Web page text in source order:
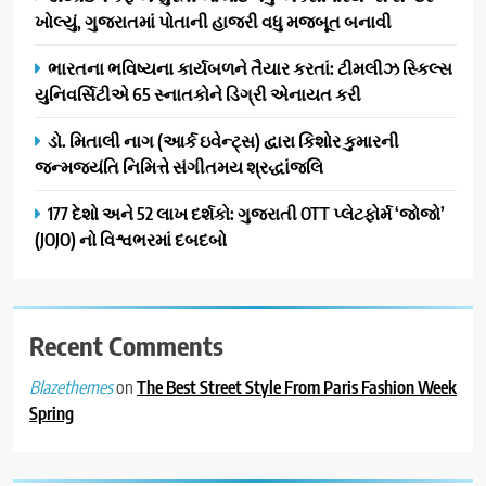
ગ્રાન્ડ એન્ટ્રી: સિદ્ધાર્થ રાંદેરિયાની
શરૂઆત
ENTERTAINMENT
ડીઝાઇન કેફેએ સુરતીઓ માટે નવું
એક્સપિરિયન્સ સેન્ટર ખોલ્યું,
મજબૂત બનાવી
તૈયાર કરતાં: ટીમલીઝ સ્કિલ્સ
યુનિવર્સિટીએ 65 સ્નાતકોને ડિગ્રી
એનાયત કરી
EDUCATION
4
નિમિત્તે સંગીતમય શ્રદ્ધાંજલિ
ખોલ્યું, ગુજરાતમાં પોતાની હાજરી વધુ મજબૂત બનાવી
ભારતના ભવિષ્યના કાર્યબળને તૈયાર કરતાં: ટીમલીઝ સ્કિલ્સ
યુનિવર્સિટીએ 65 સ્નાતકોને ડિગ્રી એનાયત કરી
ડો. મિતાલી નાગ (આર્ક ઇવેન્ટ્સ) દ્વારા કિશોર કુમારની
જન્મજયંતિ નિમિત્તે સંગીતમય શ્રદ્ધાંજલિ
177 દેશો અને 52 લાખ દર્શકો: ગુજરાતી OTT પ્લેટફોર્મ ‘જોજો’
(JOJO) નો વિશ્વભરમાં દબદબો
Recent Comments
BlazethemesonThe Best Street Style From Paris Fashion Week
Spring